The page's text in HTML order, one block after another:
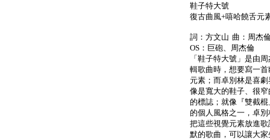
鞋子特大號
復古曲風+嘻哈饒舌元
詞：方文山 曲：周杰
OS：巨砲、周杰倫
「鞋子特大號」是由
輯歌曲時，想要寫一
元素；而卓別林是喜
像是寬大的鞋子、很
的標誌；就像『雙截
的個人風格之一，卓
把這些視覺元素放進
默的歌曲，可以讓大